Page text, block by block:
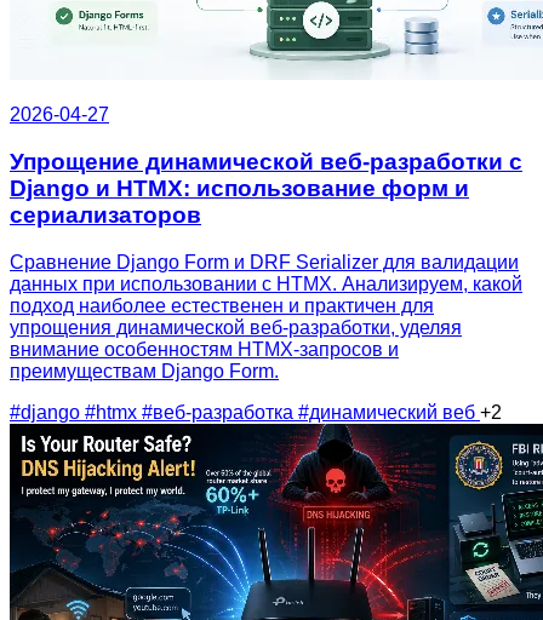
2026-04-27
Упрощение динамической веб-разработки с
Django и HTMX: использование форм и
сериализаторов
Сравнение Django Form и DRF Serializer для валидации
данных при использовании с HTMX. Анализируем, какой
подход наиболее естественен и практичен для
упрощения динамической веб-разработки, уделяя
внимание особенностям HTMX-запросов и
преимуществам Django Form.
#django #htmx #веб-разработка #динамический веб +2